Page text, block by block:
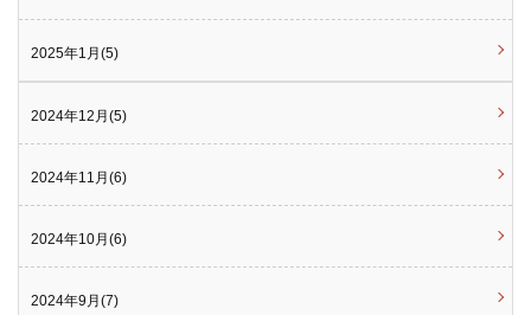
2025年1月(5)
2024年12月(5)
2024年11月(6)
2024年10月(6)
2024年9月(7)